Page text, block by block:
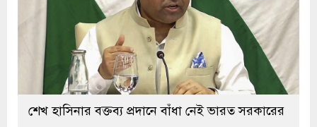
শেখ হাসিনার বক্তব্য প্রদানে বাঁধা নেই ভারত সরকারের